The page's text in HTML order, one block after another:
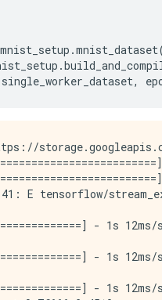
mnist_setup .mnist_dataset
.
single_worker_dataset,
E tensorflow/
- 1s
- 1s
- 1s